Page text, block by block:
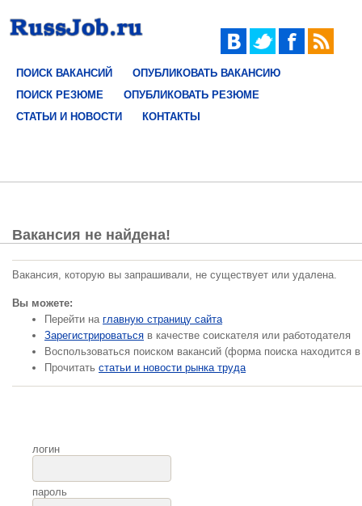
ПОИСК ВАКАНСИЙ
ОПУБЛИКОВАТЬ ВАКАНСИЮ
ПОИСК РЕЗЮМЕ
ОПУБЛИКОВАТЬ РЕЗЮМЕ
СТАТЬИ И НОВОСТИ
КОНТАКТЫ
Вакансия не найдена!
Вакансия, которую вы запрашивали, не существует или удалена.
Вы можете:
Перейти на главную страницу сайта
Зарегистрироваться в качестве соискателя или работодателя
Воспользоваться поиском вакансий (форма поиска находится
Прочитать статьи и новости рынка труда
логин
пароль